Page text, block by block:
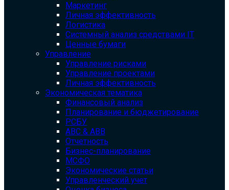
Маркетинг
Личная эффективность
Логистика
Системный анализ средствами IT
Ценные бумаги
Управление
Управление рисками
Управление проектами
Личная эффективность
Экономическая тематика
Финансовый анализ
Планирование и бюджетирование
РСБУ
ABC & ABB
Отчетность
Бизнес-планирование
МСФО
Экономические статьи
Управленческий учет